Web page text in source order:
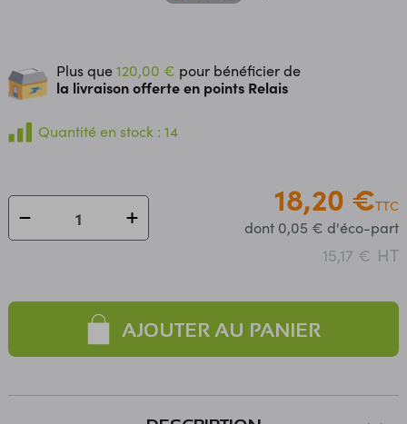
Plus que120,00 € pour bénéficier de
la livraison offerte en points Relais
Quantité en stock : 14
18,20 €TTC
dont 0,05 € d'éco-part
15,17 € HT
AJOUTER AU PANIER